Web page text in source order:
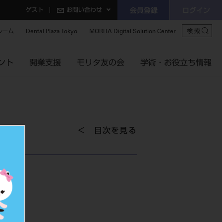
ゲスト お問い合わせ 会員登録
ーム Dental Plaza Tokyo MORITA Digital Solution Center 検索
ト 開業支援 モリタ友の会 学術・お役立ち情報
目次を見る